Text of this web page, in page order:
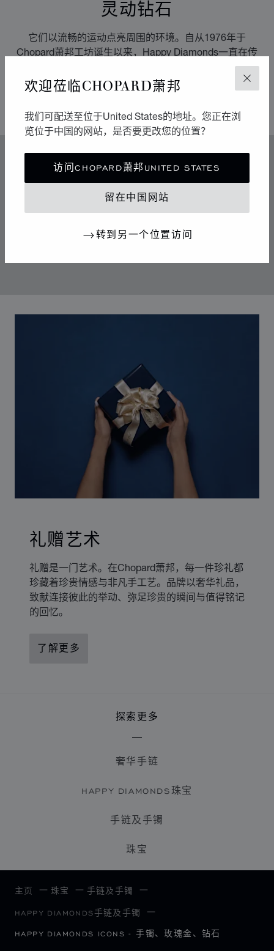
关闭
欢迎莅临CHOPARD萧邦
我们可配送至位于United States的地址。您正在浏
览位于中国的网站，是否要更改您的位置？
访问CHOPARD萧邦UNITED STATES
留在中国网站
转到另一个位置访问
灵动钻石
它们以流畅的运动点亮周围的环境。自从1976年于
Chopard萧邦工坊诞生以来，Happy Diamonds一直在传
播极具感染力的乐享生活精神。它们的舞蹈构成一场生动
有趣的表演，其中传达出的自由与光明令人不禁扬起迷人
的微笑。
传奇的灵动钻石
Chopard萧邦向这段铸就其地位的辉煌历史致敬。
礼赠艺术
礼赠是一门艺术。在Chopard萧邦，每一件珍礼都
珍藏着珍贵情感与非凡手工艺。品牌以奢华礼品，
致献连接彼此的举动、弥足珍贵的瞬间与值得铭记
的回忆。
了解更多
探索更多
奢华手链
HAPPY DIAMONDS珠宝
手链及手镯
珠宝
主页 珠宝 手链及手镯
HAPPY DIAMONDS手链及手镯
HAPPY DIAMONDS ICONS - 手镯、玫瑰金、钻石